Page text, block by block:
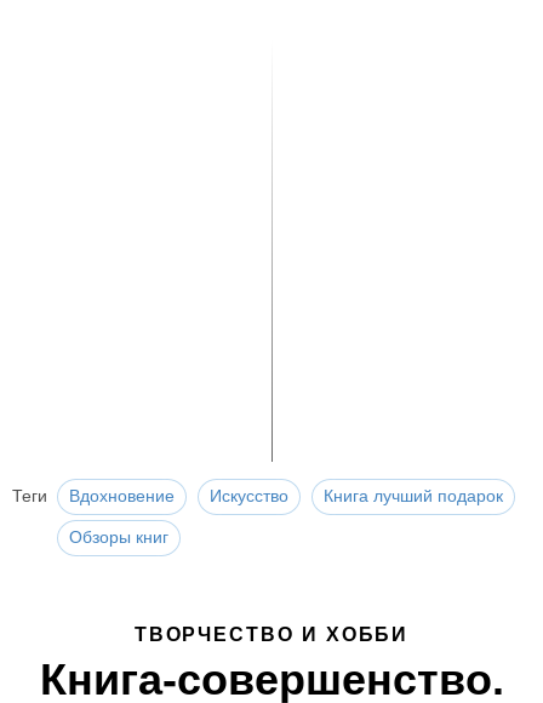
Теги Вдохновение Искусство Книга лучший подарок
Обзоры книг
ТВОРЧЕСТВО И ХОББИ
Книга-совершенство.